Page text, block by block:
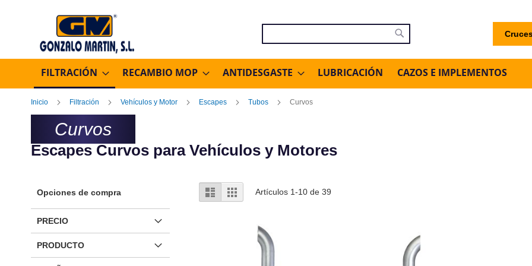
Buscar
FILTRACIÓN RECAMBIO MOP ANTIDESGASTE LUBRICACIÓN CAZOS E IMPLEMENTOS
Inicio Filtración Vehículos y Motor Escapes Tubos Curvos
Curvos
Escapes Curvos para Vehículos y Motores
Ver
como
Lista ParrillaArtículos 1-10 de39
Opciones de compra
PRECIO
PRODUCTO